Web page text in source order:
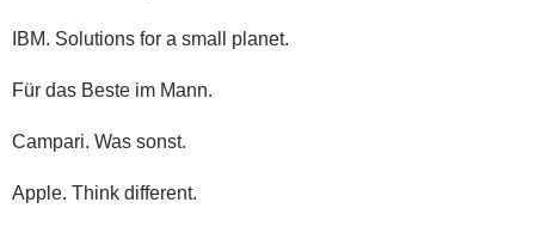
IBM. Solutions for a small planet.
Für das Beste im Mann.
Campari. Was sonst.
Apple. Think different.